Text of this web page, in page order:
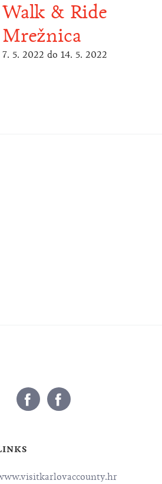
Walk & Ride
Mrežnica
7. 5. 2022 do 14. 5. 2022